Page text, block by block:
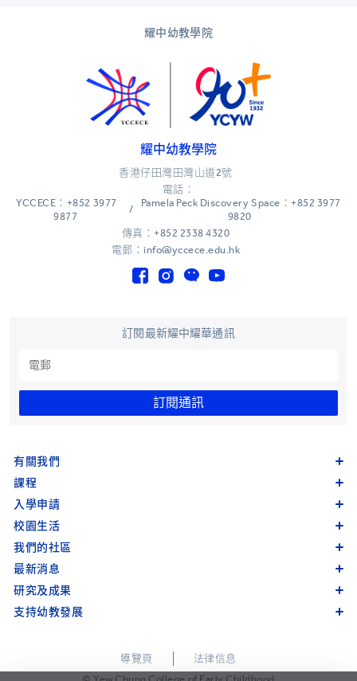
耀中幼教學院
耀中幼教學院
香港仔田灣田灣山道2號
電話：
YCCECE：+852 3977
9877
/
Pamela Peck Discovery Space：+852 3977
9820
傳真：+852 2338 4320
電郵：info@yccece.edu.hk
訂閱最新耀中耀華通訊
訂閱通訊
有關我們
課程
入學申請
校園生活
我們的社區
最新消息
研究及成果
支持幼教發展
導覽頁
法律信息
© Yew Chung College of Early Childhood